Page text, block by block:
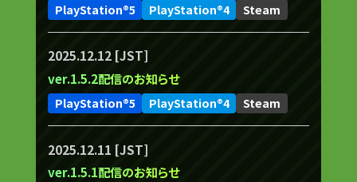
PlayStation®5 PlayStation®4 Steam
2025.12.12 [JST]
ver.1.5.2配信のお知らせ
PlayStation®5 PlayStation®4 Steam
2025.12.11 [JST]
ver.1.5.1配信のお知らせ